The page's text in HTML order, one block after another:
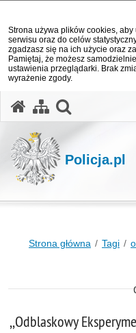
Strona używa plików cookies, aby
serwisu oraz do celów
zgadzasz się na ich użycie oraz
Pamiętaj, że możesz
ustawienia przeglądarki. Brak
wyrażenie zgody.
Policja.pl
Strona główna Tagi
,,Odblaskowy